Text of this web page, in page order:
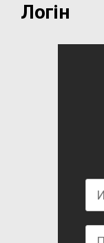
Логін